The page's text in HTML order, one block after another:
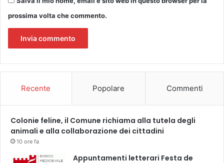
prossima volta che commento.
Recente Popolare Commenti
Colonie feline, il Comune richiama alla tutela degli
animali e alla collaborazione dei cittadini
10 ore fa
Appuntamenti letterari Festa de